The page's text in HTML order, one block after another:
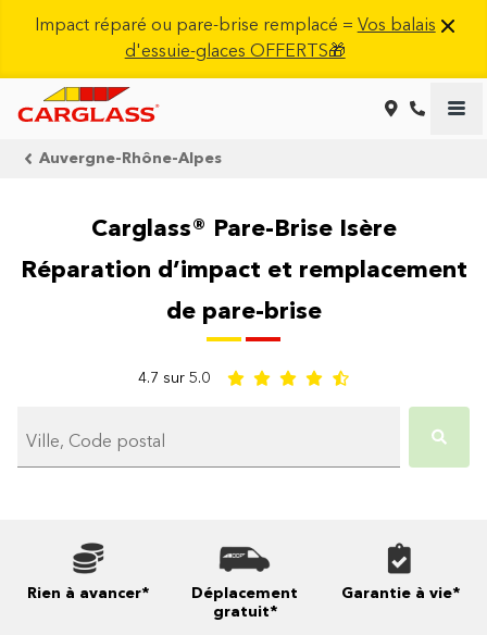
Impact réparé ou pare-brise remplacé = Vos balais
d'essuie-glaces OFFERTS🎁
Auvergne-Rhône-Alpes
Carglass® Pare-Brise Isère
Réparation d’impact et remplacement
de pare-brise
4.7 sur 5.0
Ville, Code postal
Rien à avancer*
Déplacement
gratuit*
Garantie à vie*